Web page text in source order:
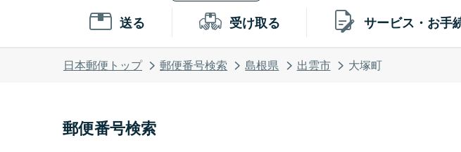
送る 受け取る サービス・お手
日本郵便トップ 郵便番号検索 島根県 出雲市 大塚町
郵便番号検索